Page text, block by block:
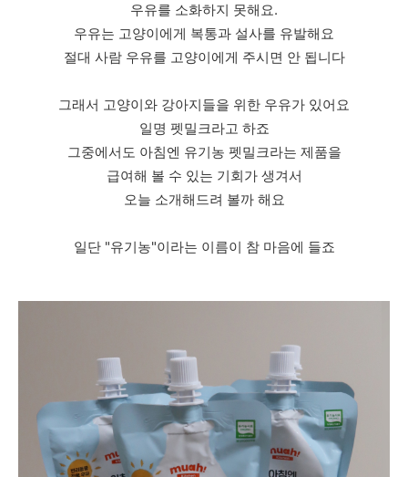
우유를 소화하지 못해요.
우유는 고양이에게 복통과 설사를 유발해요
절대 사람 우유를 고양이에게 주시면 안 됩니다
그래서 고양이와 강아지들을 위한 우유가 있어요
일명 펫밀크라고 하죠
그중에서도 아침엔 유기농 펫밀크라는 제품을
급여해 볼 수 있는 기회가 생겨서
오늘 소개해드려 볼까 해요
일단 "유기농"이라는 이름이 참 마음에 들죠